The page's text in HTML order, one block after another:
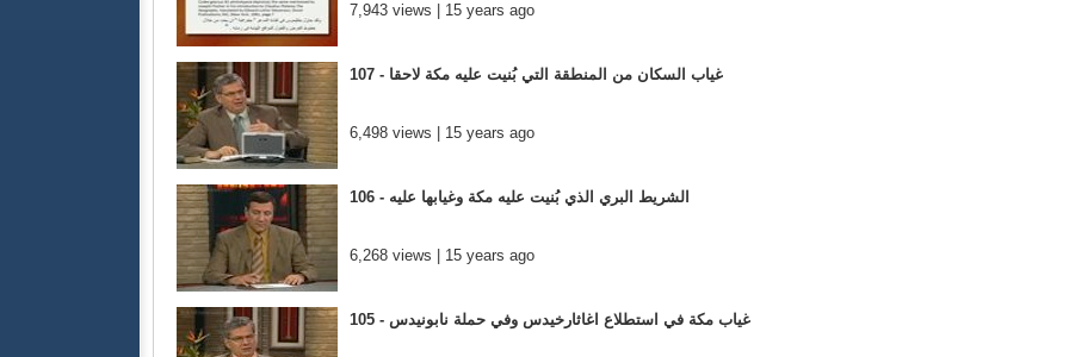
7,943 views | 15 years ago
107 - غياب السكان من المنطقة التي بُنيت عليه مكة لاحقا
6,498 views | 15 years ago
106 - الشريط البري الذي بُنيت عليه مكة وغيابها عليه
6,268 views | 15 years ago
105 - غياب مكة في استطلاع اغاثارخيدس وفي حملة نابونيدس